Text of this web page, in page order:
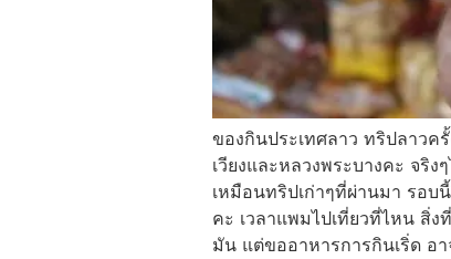
ของกินประเทศลาว ทริปลาวค
เวียงและหลวงพระบางคะ จริ
เหมือนทริปเก่าๆที่ผ่านมา รอบ
คะ เวลาแพมไปเที่ยวที่ไหน สิ่
มัน แต่ขออาหารการกินเริ่ด อ